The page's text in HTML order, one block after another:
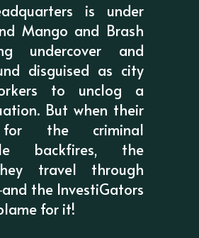
is under
Mango and Brash
undercover and
disguised as city
to unclog a
But when their
for the criminal
backfires, the
travel through
the InvestiGators
for it!